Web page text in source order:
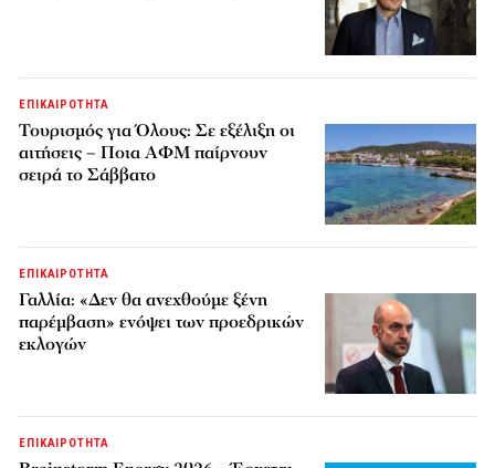
ΕΠΙΚΑΙΡΟΤΗΤΑ
Τουρισμός για Όλους: Σε εξέλιξη οι
αιτήσεις – Ποια ΑΦΜ παίρνουν
σειρά το Σάββατο
ΕΠΙΚΑΙΡΟΤΗΤΑ
Γαλλία: «Δεν θα ανεχθούμε ξένη
παρέμβαση» ενόψει των προεδρικών
εκλογών
ΕΠΙΚΑΙΡΟΤΗΤΑ